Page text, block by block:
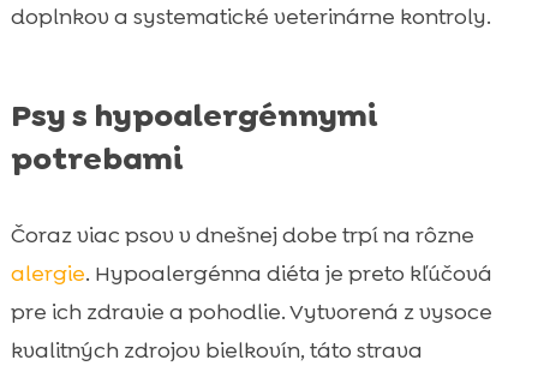
doplnkov a systematické veterinárne kontroly.
Psy s hypoalergénnymi
potrebami
Čoraz viac psov v dnešnej dobe trpí na rôzne
alergie. Hypoalergénna diéta je preto kľúčová
pre ich zdravie a pohodlie. Vytvorená z vysoce
kvalitných zdrojov bielkovín, táto strava